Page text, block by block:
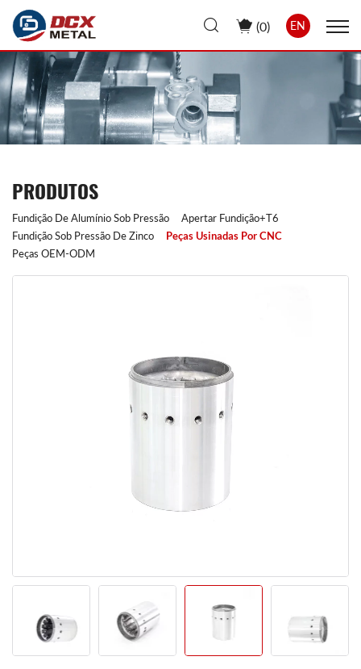
(0) EN
PRODUTOS
Fundição De Alumínio Sob Pressão
Apertar Fundição+T6
Fundição Sob Pressão De Zinco
Peças Usinadas Por CNC
Peças OEM-ODM